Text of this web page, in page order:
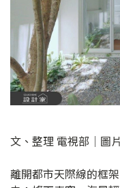
文、整理 電視部│圖
離開都市天際線的框